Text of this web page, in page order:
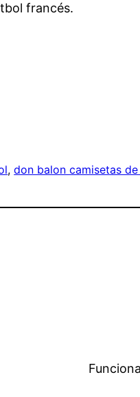
francés.
, don balon camisetas